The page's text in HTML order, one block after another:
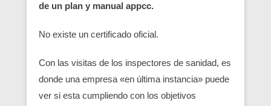
de un plan y manual appcc.
No existe un certificado oficial.
Con las visitas de los inspectores de sanidad, es
donde una empresa «en última instancia» puede
ver si esta cumpliendo con los objetivos